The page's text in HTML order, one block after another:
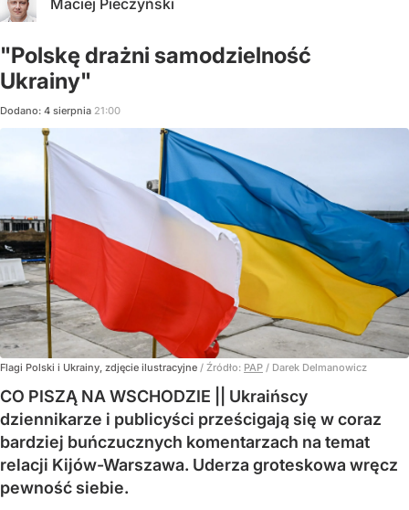
"Polskę drażni samodzielność
Ukrainy"
Dodano: 4 sierpnia 21:00
Flagi Polski i Ukrainy, zdjęcie ilustracyjne / Źródło: PAP / Darek Delmanowicz
CO PISZĄ NA WSCHODZIE || Ukraińscy
dziennikarze i publicyści prześcigają się w coraz
bardziej buńczucznych komentarzach na temat
relacji Kijów-Warszawa. Uderza groteskowa wręcz
pewność siebie.